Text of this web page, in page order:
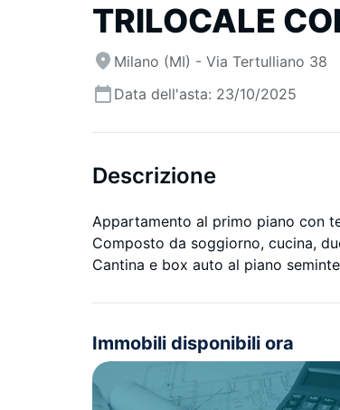
TRILOCALE
Milano (MI) - Via Tertulliano 38
Data dell'asta: 23/10/2025
Descrizione
Appartamento al primo piano con
Composto da soggiorno, cucina,
Cantina e box auto al piano
Immobili disponibili ora